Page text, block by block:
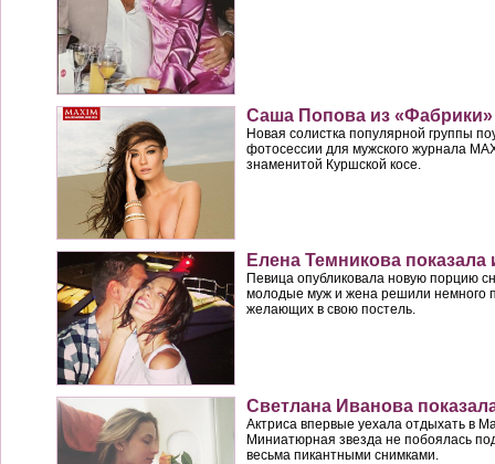
Саша Попова из «Фабрики»
Новая солистка популярной группы
фотосессии для мужского журнала
знаменитой Куршской косе.
Елена Темникова
Певица опубликовала новую порцию
молодые муж и жена решили немного
желающих в свою постель.
Светлана Иванова
Актриса впервые уехала отдыхать в
Миниатюрная звезда не побоялась
весьма пикантными снимками.